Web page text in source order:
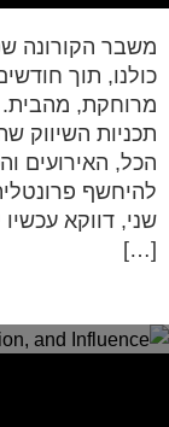
משבר הקורונה
כולנו, תוך
תכניות השיווק
הכל, האירועים
להיחשף
שני, דווקא
[…]